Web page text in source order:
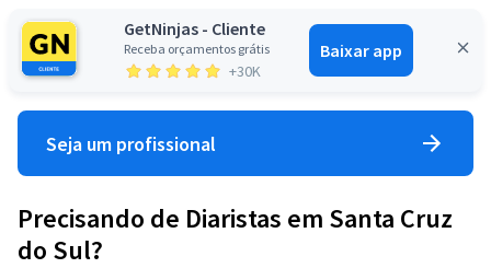
GetNinjas - Cliente
Receba orçamentos grátis
+30K
Baixar app
Entrar
Seja um profissional
Precisando de Diaristas em Santa Cruz
do Sul?